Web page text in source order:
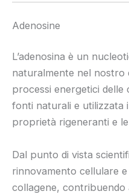
Adenosine
L’adenosina è un
naturalmente nel
processi energetici delle
fonti naturali e utilizzata
proprietà rigeneranti e
Dal punto di vista
rinnovamento cellulare
collagene, contribuendo